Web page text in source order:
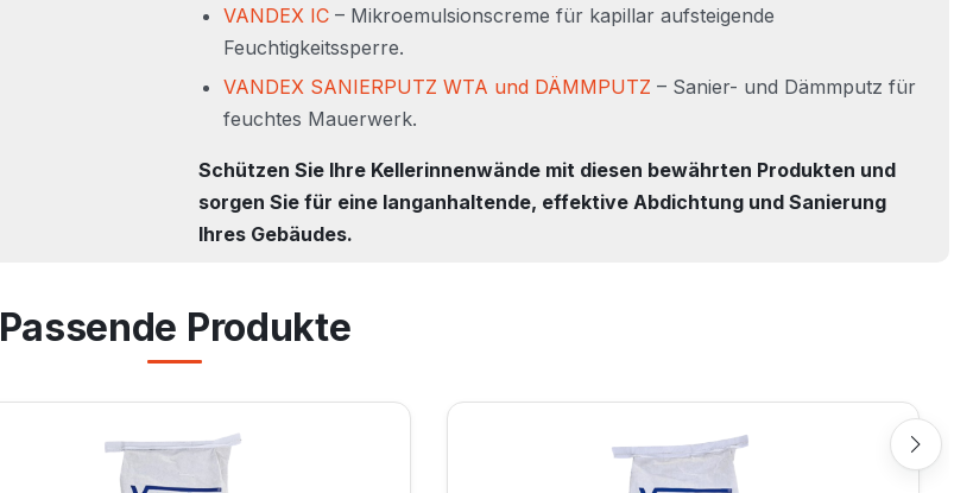
VANDEX IC– Mikroemulsionscreme für kapillar aufsteigende
Feuchtigkeitssperre.
VANDEX SANIERPUTZ WTA und DÄMMPUTZ – Sanier- und Dämmputz für
feuchtes Mauerwerk.
Schützen Sie Ihre Kellerinnenwände mit diesen bewährten Produkten und
sorgen Sie für eine langanhaltende, effektive Abdichtung und Sanierung
Ihres Gebäudes.
Passende Produkte